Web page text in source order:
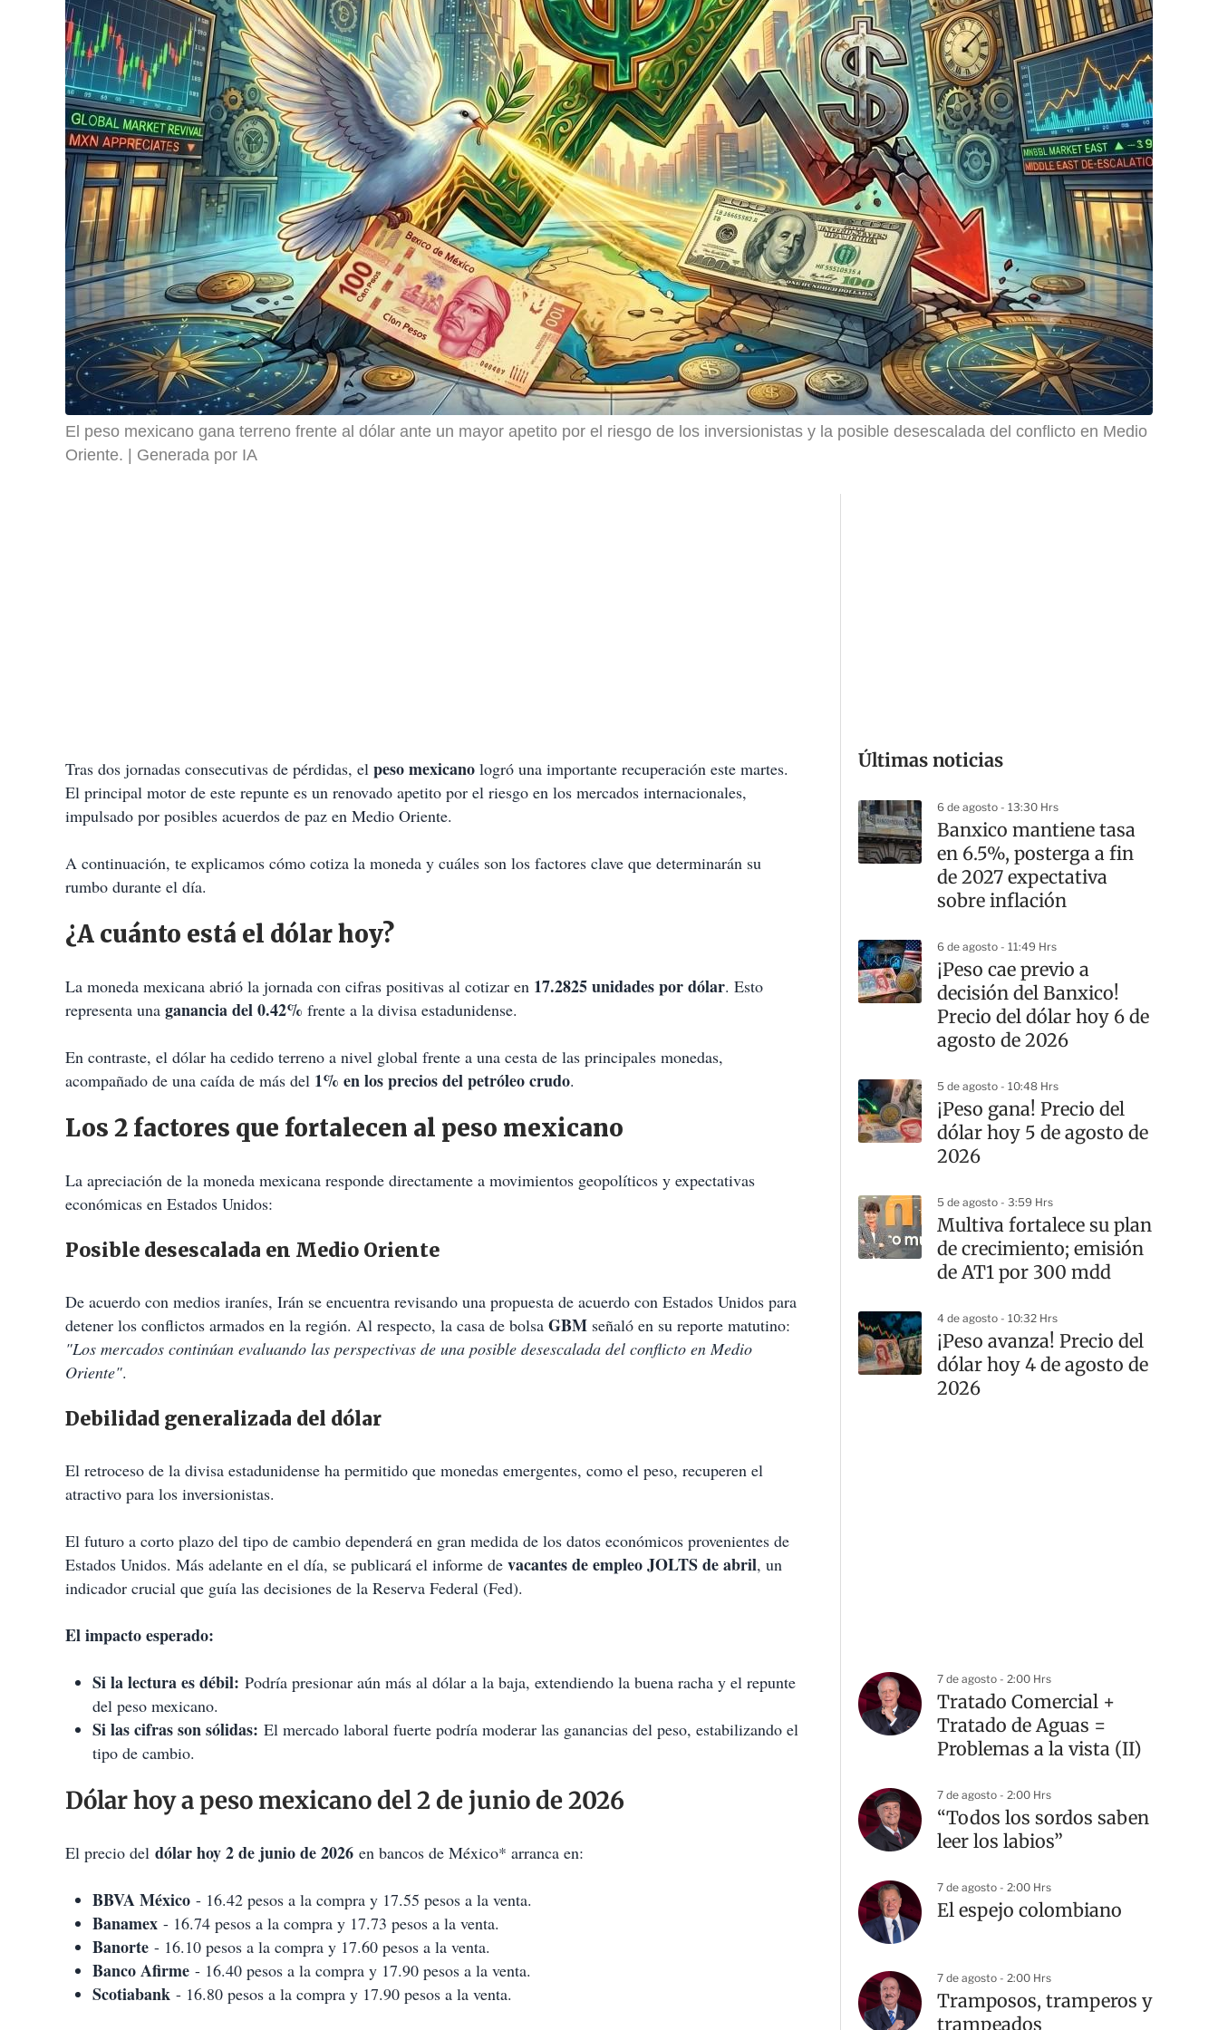
El peso mexicano gana terreno frente al dólar ante un mayor apetito por el riesgo de los inversionistas y la posible desescalada del conflicto en Medio
Oriente.
Generada por IA
Tras dos jornadas consecutivas de pérdidas, el peso mexicano logró una importante recuperación este martes.
El principal motor de este repunte es un renovado apetito por el riesgo en los mercados internacionales,
impulsado por posibles acuerdos de paz en Medio Oriente.
A continuación, te explicamos cómo cotiza la moneda y cuáles son los factores clave que determinarán su
rumbo durante el día.
¿A cuánto está el dólar hoy?
La moneda mexicana abrió la jornada con cifras positivas al cotizar en 17.2825 unidades por dólar. Esto
representa una ganancia del 0.42% frente a la divisa estadunidense.
En contraste, el dólar ha cedido terreno a nivel global frente a una cesta de las principales monedas,
acompañado de una caída de más del 1% en los precios del petróleo crudo.
Los 2 factores que fortalecen al peso mexicano
La apreciación de la moneda mexicana responde directamente a movimientos geopolíticos y expectativas
económicas en Estados Unidos:
Posible desescalada en Medio Oriente
De acuerdo con medios iraníes, Irán se encuentra revisando una propuesta de acuerdo con Estados Unidos para
detener los conflictos armados en la región. Al respecto, la casa de bolsa GBM señaló en su reporte matutino:
"Los mercados continúan evaluando las perspectivas de una posible desescalada del conflicto en Medio
Oriente".
Debilidad generalizada del dólar
El retroceso de la divisa estadunidense ha permitido que monedas emergentes, como el peso, recuperen el
atractivo para los inversionistas.
El futuro a corto plazo del tipo de cambio dependerá en gran medida de los datos económicos provenientes de
Estados Unidos. Más adelante en el día, se publicará el informe de vacantes de empleo JOLTS de abril, un
indicador crucial que guía las decisiones de la Reserva Federal (Fed).
El impacto esperado:
Si la lectura es débil: Podría presionar aún más al dólar a la baja, extendiendo la buena racha y el repunte
del peso mexicano.
Si las cifras son sólidas: El mercado laboral fuerte podría moderar las ganancias del peso, estabilizando el
tipo de cambio.
Dólar hoy a peso mexicano del 2 de junio de 2026
El precio del dólar hoy 2 de junio de 2026 en bancos de México* arranca en:
BBVA México - 16.42 pesos a la compra y 17.55 pesos a la venta.
Banamex - 16.74 pesos a la compra y 17.73 pesos a la venta.
Banorte - 16.10 pesos a la compra y 17.60 pesos a la venta.
Banco Afirme - 16.40 pesos a la compra y 17.90 pesos a la venta.
Scotiabank - 16.80 pesos a la compra y 17.90 pesos a la venta.
Últimas noticias
6 de agosto - 13:30 Hrs
Banxico mantiene tasa
en 6.5%, posterga a fin
de 2027 expectativa
sobre inflación
6 de agosto - 11:49 Hrs
¡Peso cae previo a
decisión del Banxico!
Precio del dólar hoy 6 de
agosto de 2026
5 de agosto - 10:48 Hrs
¡Peso gana! Precio del
dólar hoy 5 de agosto de
2026
5 de agosto - 3:59 Hrs
Multiva fortalece su plan
de crecimiento; emisión
de AT1 por 300 mdd
4 de agosto - 10:32 Hrs
¡Peso avanza! Precio del
dólar hoy 4 de agosto de
2026
7 de agosto - 2:00 Hrs
Tratado Comercial +
Tratado de Aguas =
Problemas a la vista (II)
7 de agosto - 2:00 Hrs
“Todos los sordos saben
leer los labios”
7 de agosto - 2:00 Hrs
El espejo colombiano
7 de agosto - 2:00 Hrs
Tramposos, tramperos y
trampeados